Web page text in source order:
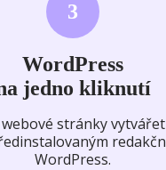
3
WordPress
jedno kliknutí
stránky
WordPress.